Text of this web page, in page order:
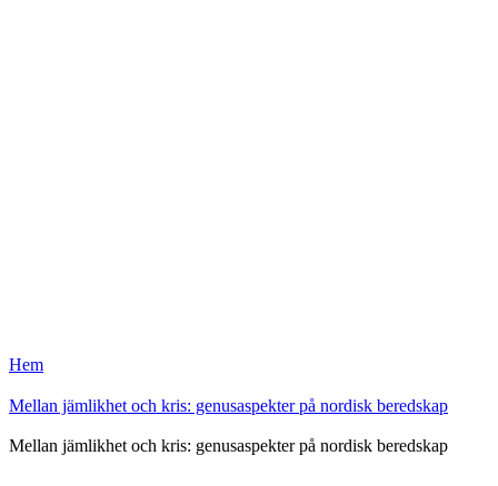
Hem
Mellan jämlikhet och kris: genusaspekter på nordisk beredskap
Mellan jämlikhet och kris: genusaspekter på nordisk beredskap